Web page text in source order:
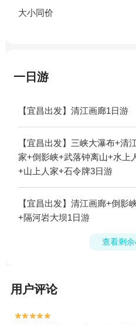
大小同价
一日游
【宜昌出发】清江画廊1日游
【宜昌出发】三峡大瀑布+清
家+倒影峡+武落钟离山+水上
+山上人家+石令牌3日游
【宜昌出发】清江画廊+倒影
+隔河岩大坝1日游
查看剩
用户评论

